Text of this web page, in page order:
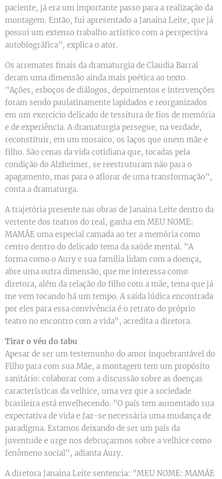
paciente, já era um importante passo para a realização da
montagem. Então, fui apresentado a Janaína Leite, que já
possui um extenso trabalho artístico com a perspectiva
autobiográfica", explica o ator.
Os arremates finais da dramaturgia de Claudia Barral
deram uma dimensão ainda mais poética ao texto.
"Ações, esboços de diálogos, depoimentos e intervenções
foram sendo paulatinamente lapidados e reorganizados
em um exercício delicado de tessitura de fios de memória
e de experiência. A dramaturgia persegue, na verdade,
reconstituir, em um mosaico, os laços que unem mãe e
filho. São cenas da vida cotidiana que, tocadas pela
condição do Alzheimer, se reestruturam não para o
apagamento, mas para o aflorar de uma transformação",
conta a dramaturga.
A trajetória presente nas obras de Janaina Leite dentro da
vertente dos teatros do real, ganha em MEU NOME:
MAMÃE uma especial camada ao ter a memória como
centro dentro do delicado tema da saúde mental. "A
forma como o Aury e sua família lidam com a doença,
abre uma outra dimensão, que me interessa como
diretora, além da relação do filho com a mãe, tema que já
me vem tocando há um tempo. A saída lúdica encontrada
por eles para essa convivência é o retrato do próprio
teatro no encontro com a vida", acredita a diretora.
Tirar o véu do tabu
Apesar de ser um testemunho do amor inquebrantável do
Filho para com sua Mãe, a montagem tem um propósito
sanitário: colaborar com a discussão sobre as doenças
características da velhice, uma vez que a sociedade
brasileira está envelhecendo. "O país tem aumentado sua
expectativa de vida e faz-se necessária uma mudança de
paradigma. Estamos deixando de ser um país da
juventude e urge nos debruçarmos sobre a velhice como
fenômeno social", adianta Aury.
A diretora Janaina Leite sentencia: "MEU NOME: MAMÃE